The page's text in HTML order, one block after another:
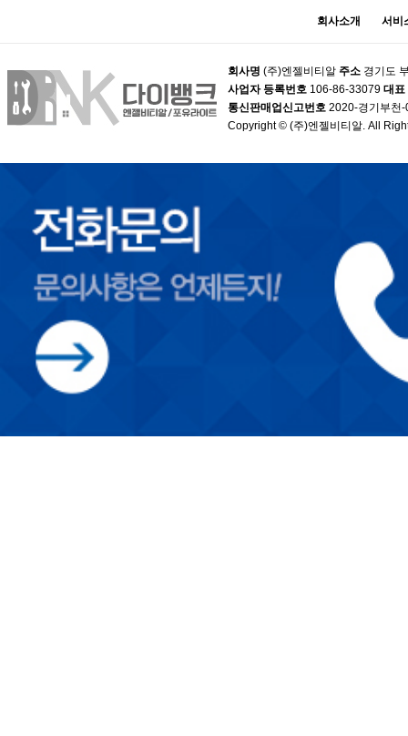
회사소개 서비
회사명 (주)엔젤비티알 주소 경기도
사업자 등록번호 106-86-33079 대표
통신판매업신고번호 2020-경기부천
Copyright © (주)엔젤비티알. All